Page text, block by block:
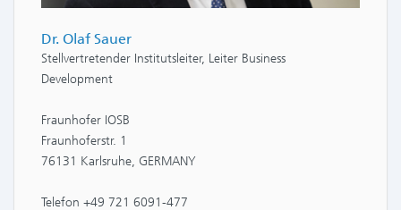
Dr. Olaf Sauer
Stellvertretender Institutsleiter, Leiter Business
Development
Fraunhofer IOSB
Fraunhoferstr. 1
76131 Karlsruhe, GERMANY
Telefon +49 721 6091-477